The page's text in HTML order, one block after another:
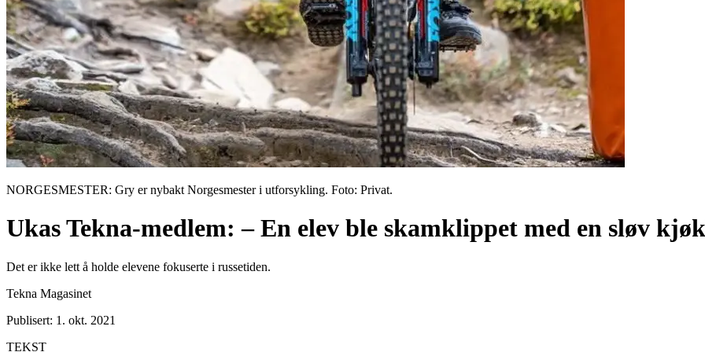
NORGESMESTER: Gry er nybakt Norgesmester i utforsykling. Foto: Privat.
Ukas Tekna-medlem: – En elev ble skamklippet med en sløv
Det er ikke lett å holde elevene fokuserte i russetiden.
Tekna Magasinet
Publisert: 1. okt. 2021
TEKST